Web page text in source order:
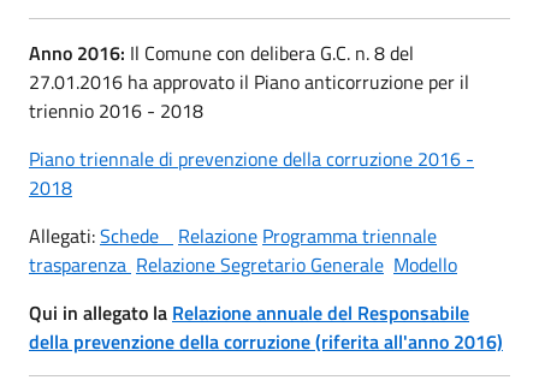
Anno 2016: Il Comune con delibera G.C. n. 8 del
27.01.2016 ha approvato il Piano anticorruzione per il
triennio 2016 - 2018
Piano triennale di prevenzione della corruzione 2016 -
2018
Allegati:Schede Relazione Programma triennale
trasparenza Relazione Segretario Generale Modello
Qui in allegato la Relazione annuale del Responsabile
della prevenzione della corruzione (riferita all'anno 2016)